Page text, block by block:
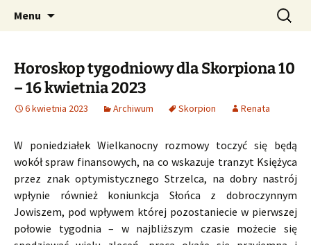
CzaroMarowy horoskop
dzienny, miesięczny i
tygodniowy
Profesjonalne przepowiednie astrologiczne
Menu Szukaj:
Horoskop tygodniowy dla Skorpiona 10
– 16 kwietnia 2023
6 kwietnia 2023 Archiwum Skorpion Renata
W poniedziałek Wielkanocny rozmowy toczyć się będą
wokół spraw finansowych, na co wskazuje tranzyt Księżyca
przez znak optymistycznego Strzelca, na dobry nastrój
wpłynie również koniunkcja Słońca z dobroczynnym
Jowiszem, pod wpływem której pozostaniecie w pierwszej
połowie tygodnia – w najbliższym czasie możecie się